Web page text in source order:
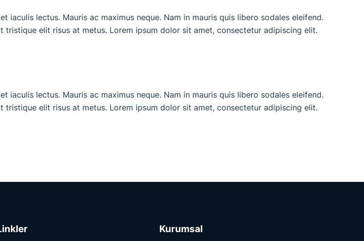
lectus. Mauris ac maximus neque. Nam in mauris quis libero sodales eleifend.
elit risus at metus. Lorem ipsum dolor sit amet, consectetur adipiscing elit.
lectus. Mauris ac maximus neque. Nam in mauris quis libero sodales eleifend.
elit risus at metus. Lorem ipsum dolor sit amet, consectetur adipiscing elit.
Kurumsal